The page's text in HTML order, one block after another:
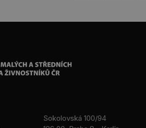
Sokolovská 100/94